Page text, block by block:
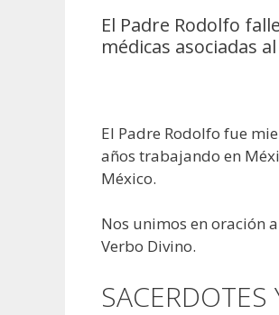
El Padre Rodolfo
médicas asociadas
El Padre Rodolfo fue
años trabajando en
México.
Nos unimos en oración
Verbo Divino.